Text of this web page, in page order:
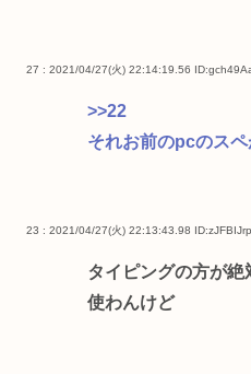
27 : 2021/04/27(火) 22:14:19.56
>>22
それお前のpcのス
23 : 2021/04/27(火) 22:13:43.98
タイピングの方が絶
使わんけど